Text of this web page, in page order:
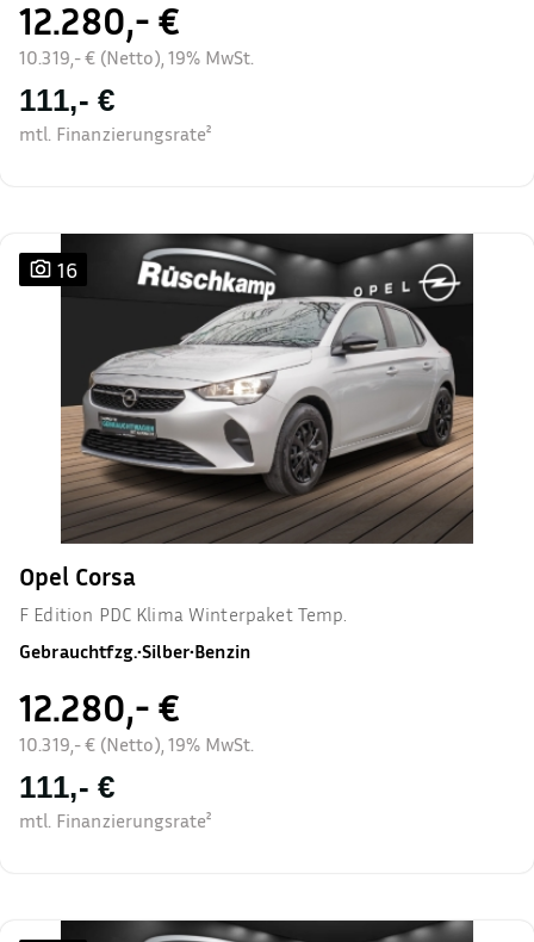
12.280,- €
10.319,- € (Netto), 19% MwSt.
111,- €
mtl. Finanzierungsrate²
16
Opel Corsa
F Edition PDC Klima Winterpaket Temp.
Gebrauchtfzg.•Silber•Benzin
12.280,- €
10.319,- € (Netto), 19% MwSt.
111,- €
mtl. Finanzierungsrate²